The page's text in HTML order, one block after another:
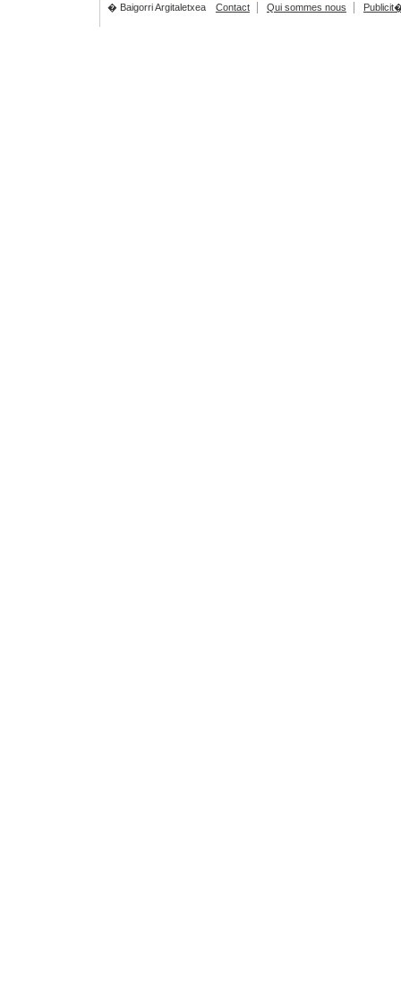
� Baigorri Argitaletxea
Contact Qui sommes nous